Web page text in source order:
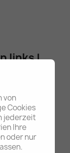
von
Cookies
jederzeit
Ihre
oder nur
links L